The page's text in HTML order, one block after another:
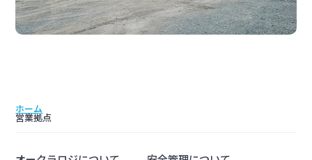
ホーム
営業拠点